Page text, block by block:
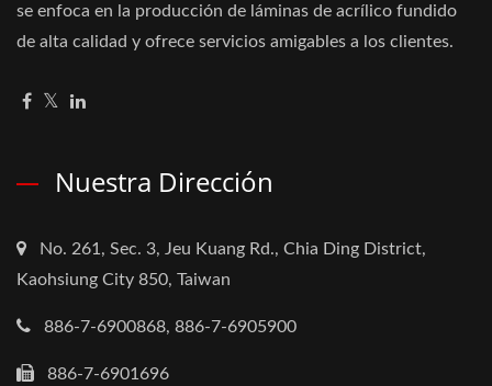
se enfoca en la producción de láminas de acrílico fundido
de alta calidad y ofrece servicios amigables a los clientes.
Nuestra Dirección
No. 261, Sec. 3, Jeu Kuang Rd., Chia Ding District,
Kaohsiung City 850, Taiwan
886-7-6900868, 886-7-6905900
886-7-6901696